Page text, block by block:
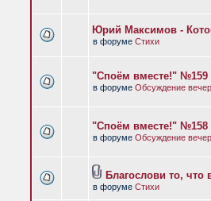
Юрий Максимов -
в форуме Стихи
"Споём вместе!" №159
в форуме Обсуждение
"Споём вместе!" №158
в форуме Обсуждение
Благослови то, что
в форуме Стихи